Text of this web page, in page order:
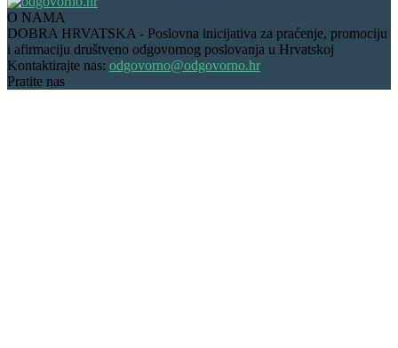
O NAMA
DOBRA HRVATSKA - Poslovna inicijativa za praćenje, promociju
i afirmaciju društveno odgovornog poslovanja u Hrvatskoj
Kontaktirajte nas: odgovorno@odgovorno.hr
Pratite nas